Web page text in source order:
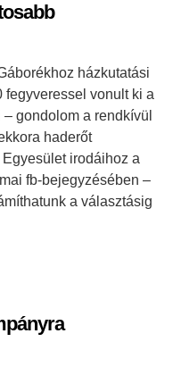
házkutatási
vonult ki a
gondolom a rendkívül
haderőt
irodáihoz a
fb-bejegyzésében –
a választásig